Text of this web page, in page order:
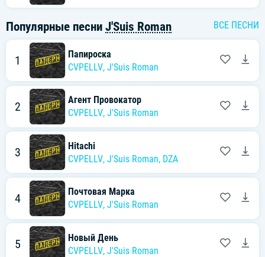
Популярные песни J'Suis Roman ВСЕ ПЕСНИ
1
Папироска
CVPELLV, J'Suis Roman
2
Агент Провокатор
CVPELLV, J'Suis Roman
3
Hitachi
CVPELLV, J'Suis Roman, DZA
4
Почтовая Марка
CVPELLV, J'Suis Roman
5
Новый День
CVPELLV, J'Suis Roman